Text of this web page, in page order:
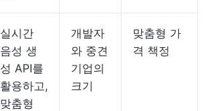
실시간
음성 생
성 API를
활용하고,
맞춤형
개발자
와 중견
기업의
크기
맞춤형 가
격 책정